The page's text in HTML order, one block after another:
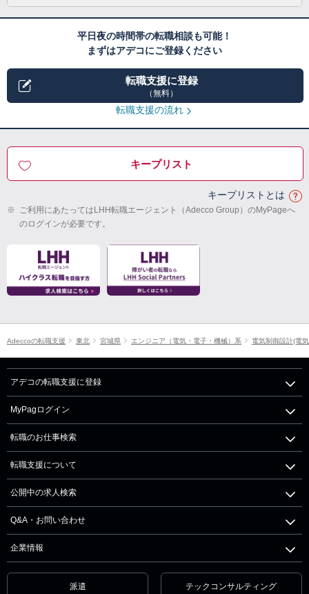
平日夜の時間帯の転職相談も可能！
まずはアデコにご登録ください
転職支援に登録
（無料）
転職支援の流れ
キープリスト
キープリストとは
※ ご利用にあたってはLHH転職エージェント（Adecco Group）のMyPageへ
のログインが必要です。
Adeccoの転職支援 東北 宮城県 エンジニア（電気・電子・機械）系 電気制御設計(電
アデコの転職支援に登録
MyPagログイン
転職のお仕事検索
転職支援について
公開中の求人検索
Q&A・お問い合わせ
企業情報
派遣 テックコンサルティング